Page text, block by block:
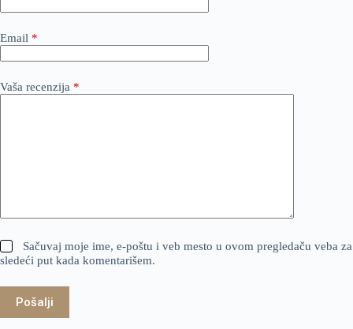
Email *
Vaša recenzija *
Sačuvaj moje ime, e-poštu i veb mesto u ovom pregledaču veba za
sledeći put kada komentarišem.
Pošalji